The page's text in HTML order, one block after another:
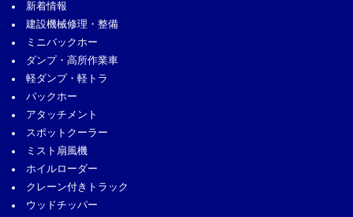
新着情報
建設機械修理・整備
ミニバックホー
ダンプ・高所作業車
軽ダンプ・軽トラ
バックホー
アタッチメント
スポットクーラー
ミスト扇風機
ホイルローダー
クレーン付きトラック
ウッドチッパー